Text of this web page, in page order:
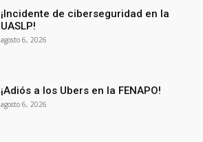
¡Incidente de ciberseguridad en la
UASLP!
agosto 6, 2026
¡Adiós a los Ubers en la FENAPO!
agosto 6, 2026